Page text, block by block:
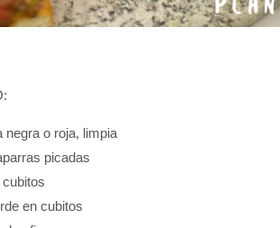
negra o roja, limpia
picadas
en cubitos